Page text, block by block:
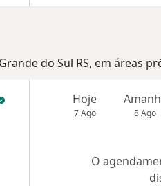
do Sul RS, em áreas
Hoje
7 Ago 8 Ago
O